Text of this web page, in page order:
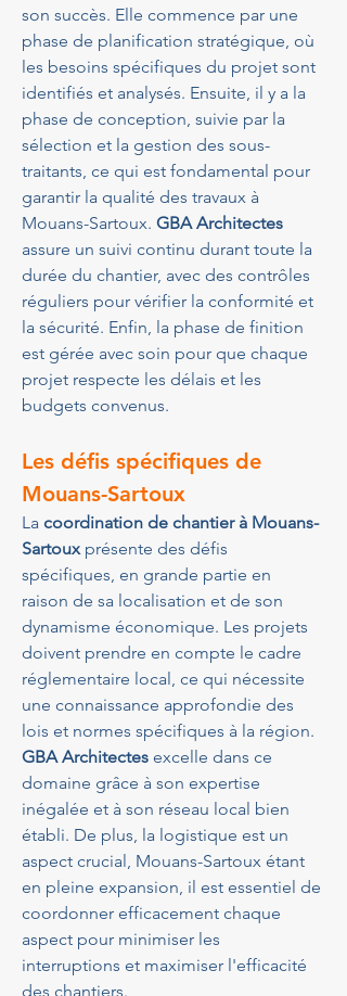
son succès. Elle commence par une
phase de planification stratégique, où
les besoins spécifiques du projet sont
identifiés et analysés. Ensuite, il y a la
phase de conception, suivie par la
sélection et la gestion des sous-
traitants, ce qui est fondamental pour
garantir la qualité des travaux à
Mouans-Sartoux. GBA Architectes
assure un suivi continu durant toute la
durée du chantier, avec des contrôles
réguliers pour vérifier la conformité et
la sécurité. Enfin, la phase de finition
est gérée avec soin pour que chaque
projet respecte les délais et les
budgets convenus.
Les défis spécifiques de
Mouans-Sartoux
La coordination de chantier à Mouans-
Sartoux présente des défis
spécifiques, en grande partie en
raison de sa localisation et de son
dynamisme économique. Les projets
doivent prendre en compte le cadre
réglementaire local, ce qui nécessite
une connaissance approfondie des
lois et normes spécifiques à la région.
GBA Architectes excelle dans ce
domaine grâce à son expertise
inégalée et à son réseau local bien
établi. De plus, la logistique est un
aspect crucial, Mouans-Sartoux étant
en pleine expansion, il est essentiel de
coordonner efficacement chaque
aspect pour minimiser les
interruptions et maximiser l'efficacité
des chantiers.